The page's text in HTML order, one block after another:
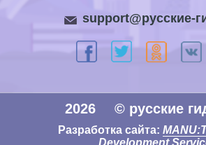
support@русские-
Разработка сайта:
2026 © русские